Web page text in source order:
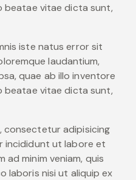
vitae dicta sunt,
iste natus error sit
laudantium,
quae ab illo inventore
vitae dicta sunt,
consectetur adipisicing
incididunt ut labore et
ad minim veniam, quis
laboris nisi ut aliquip ex